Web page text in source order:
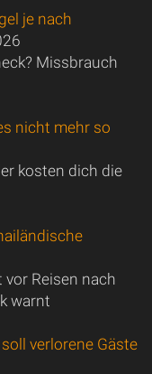
je nach
Missbrauch
nicht mehr so
kosten dich die
Reisen nach
warnt
verlorene Gäste